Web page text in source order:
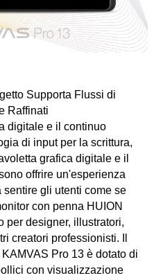
Supporta Flussi di
Raffinati
digitale e il continuo
di input per la scrittura,
grafica digitale e il
offrire un'esperienza
sentire gli utenti come se
con penna HUION
per designer, illustratori,
creatori professionisti. Il
Pro 13 è dotato di
con visualizzazione